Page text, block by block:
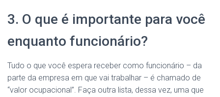
3. O que é importante para você
enquanto funcionário?
Tudo o que você espera receber como funcionário – da
parte da empresa em que vai trabalhar – é chamado de
“valor ocupacional”. Faça outra lista, dessa vez, uma que